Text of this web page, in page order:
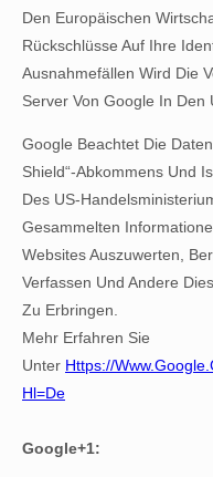
Den Europäischen
Rückschlüsse Auf Ihre
Ausnahmefällen Wird Die
Server Von Google In Den
Google Beachtet Die
Shield“-Abkommens Und
Des US-
Gesammelten
Websites Auszuwerten,
Verfassen Und Andere
Zu Erbringen.
Mehr Erfahren Sie
Unter Https://
Hl=de
Google+1: